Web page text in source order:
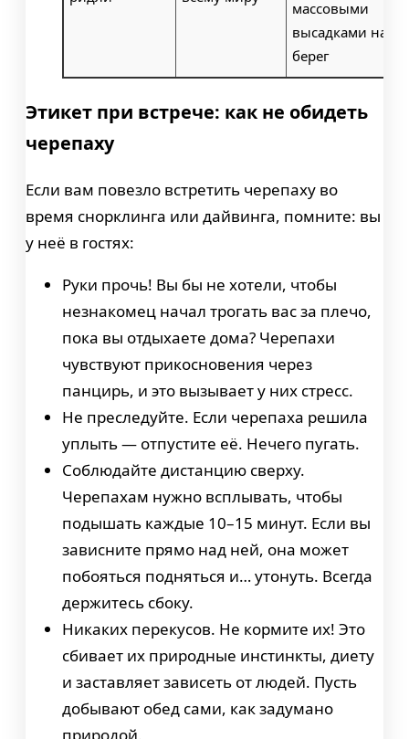
массовыми
высадками на
берег
Этикет при встрече: как не обидеть
черепаху
Если вам повезло встретить черепаху во
время снорклинга или дайвинга, помните: вы
у неё в гостях:
Руки прочь! Вы бы не хотели, чтобы
незнакомец начал трогать вас за плечо,
пока вы отдыхаете дома? Черепахи
чувствуют прикосновения через
панцирь, и это вызывает у них стресс.
Не преследуйте. Если черепаха решила
уплыть — отпустите её. Нечего пугать.
Соблюдайте дистанцию сверху.
Черепахам нужно всплывать, чтобы
подышать каждые 10–15 минут. Если вы
зависните прямо над ней, она может
побояться подняться и… утонуть. Всегда
держитесь сбоку.
Никаких перекусов. Не кормите их! Это
сбивает их природные инстинкты, диету
и заставляет зависеть от людей. Пусть
добывают обед сами, как задумано